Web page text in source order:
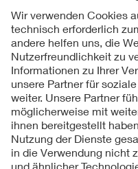
Folgen Sie uns
Kontakte